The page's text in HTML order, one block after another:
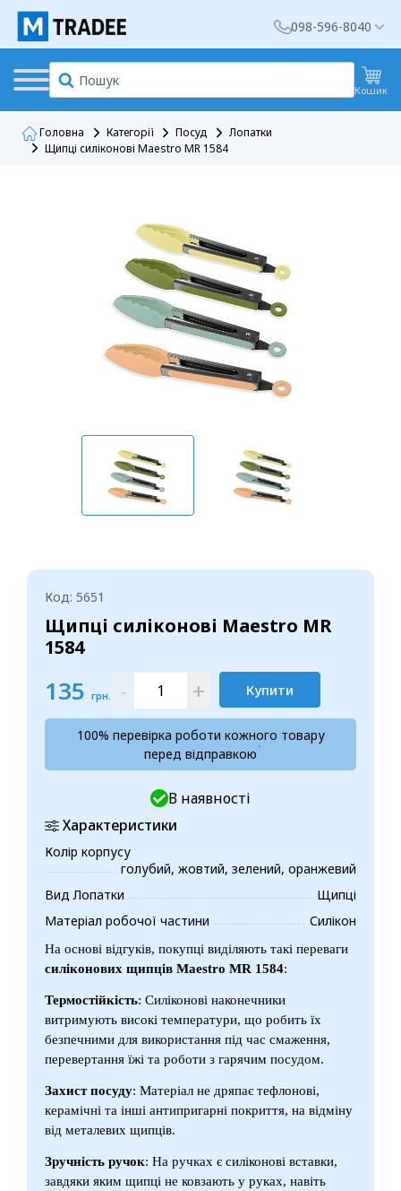
098-596-8040
Кошик
Головна Категорії Посуд
Лопатки
Щипці силіконові Maestro MR 1584
Код: 5651
Щипці силіконові Maestro MR
1584
135 грн. - + Купити
100% перевірка роботи кожного товару
перед відправкою
В наявності
Характеристики
Колір корпусу
голубий, жовтий, зелений, оранжевий
Вид Лопатки
Щипці
Матеріал робочої частини
Силікон
На основі відгуків, покупці виділяють такі переваги
силіконових щипців Maestro MR 1584:
Термостійкість: Силіконові наконечники
витримують високі температури, що робить їх
безпечними для використання під час смаження,
перевертання їжі та роботи з гарячим посудом.
Захист посуду: Матеріал не дряпає тефлонові,
керамічні та інші антипригарні покриття, на відміну
від металевих щипців.
Зручність ручок: На ручках є силіконові вставки,
завдяки яким щипці не ковзають у руках, навіть